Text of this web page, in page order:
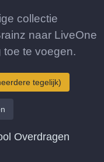
collectie
naar LiveOne
toe te voegen.
tegelijk)
Overdragen